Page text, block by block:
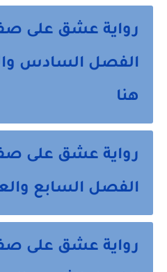
رواية عشق على
الفصل السادس
هنا
رواية عشق على
الفصل السابع
رواية عشق على